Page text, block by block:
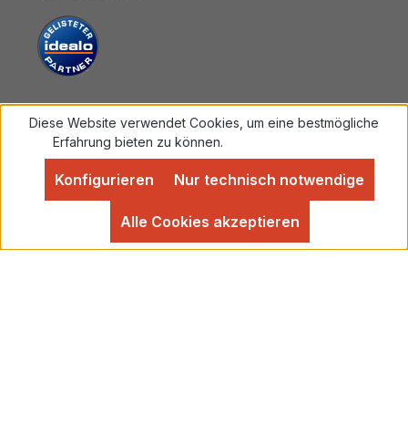
Vertrag widerrufen
Alle Preise inkl. gesetzl. Mehrwertsteuer zzgl.
nicht anders angegeben.
Diese Website verwendet Cookies, um eine bestmögliche
Erfahrung bieten zu können.
Nur technisch notwendige
Konfigurieren
Alle Cookies akzeptieren